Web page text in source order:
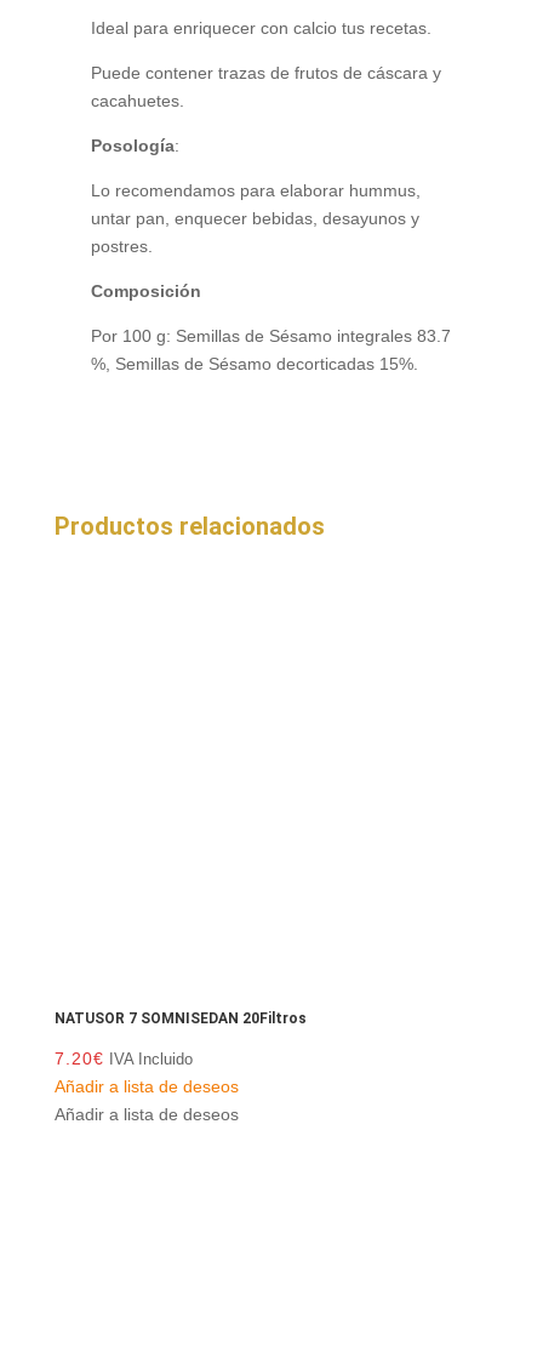
Ideal para enriquecer con calcio tus recetas.
Puede contener trazas de frutos de cáscara y
cacahuetes.
Posología:
Lo recomendamos para elaborar hummus,
untar pan, enquecer bebidas, desayunos y
postres.
Composición
Por 100 g: Semillas de Sésamo integrales 83.7
%, Semillas de Sésamo decorticadas 15%.
Productos relacionados
NATUSOR 7 SOMNISEDAN 20Filtros
7.20€ IVA Incluido
Añadir a lista de deseos
Añadir a lista de deseos